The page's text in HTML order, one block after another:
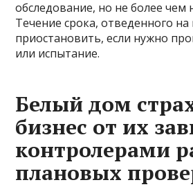
обследование, но не более чем
Течение срока, отведенного на
приостановить, если нужно
или испытание.
Белый дом
бизнес от их
контролерами
плановых